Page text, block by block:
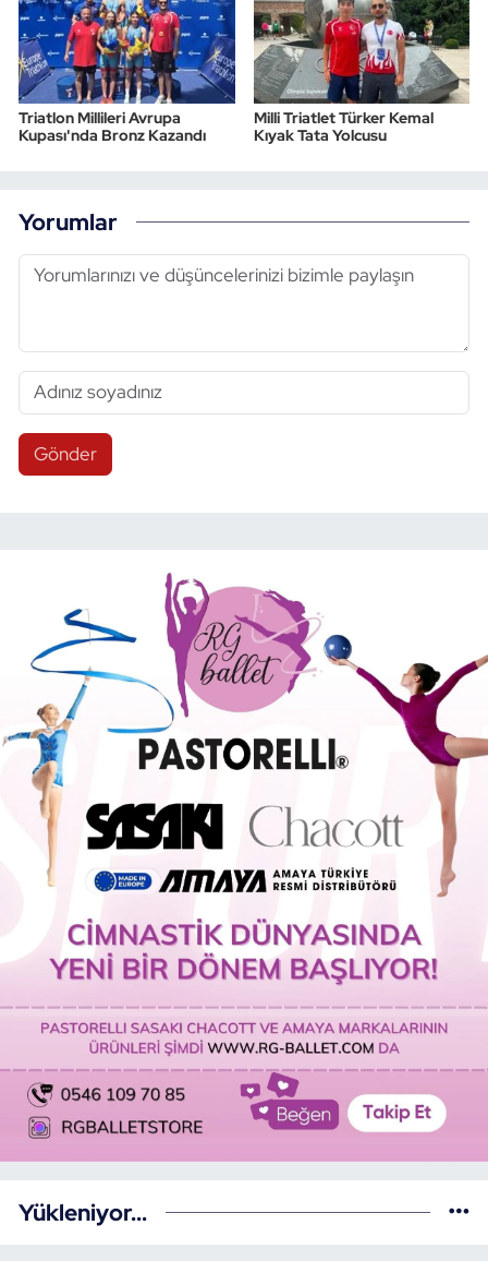
Triatlon Millileri Avrupa
Kupası'nda Bronz Kazandı
Milli Triatlet Türker Kemal
Kıyak Tata Yolcusu
Yorumlar
Gönder
Yükleniyor...